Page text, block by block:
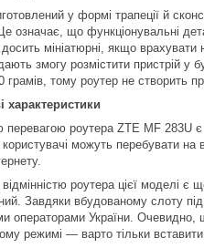
у формі трапеції й
означає, що функціонувальні
мініатюрні, якщо врахувати
змогу розмістити пристрій у
грамів, тому роутер не створить
характеристики
роутера ZTE MF 283U є
можуть перебувати на
роутера цієї моделі
Завдяки вбудованому слоту
операторами України. Очевидно,
режимі — варто тільки вставити